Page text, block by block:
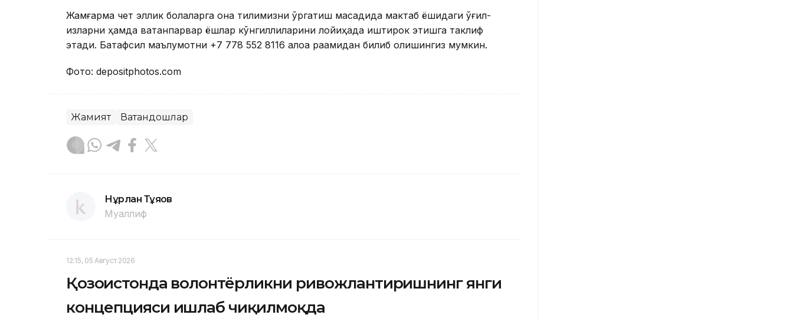
Жамғарма чет эллик болаларга она тилимизни ўргатиш мақсадида мактаб ёшидаги ўғил-
қизларни ҳамда ватанпарвар ёшлар кўнгиллиларини лойиҳада иштирок этишга таклиф
этади. Батафсил маълумотни +7 778 552 8116 алоқа рақамидан билиб олишингиз мумкин.
Фото: depositphotos.com
Жамият Ватандошлар
Нұрлан Тұяқов
Муаллиф
12:15, 05 Август 2026
Қозоғистонда волонтёрликни ривожлантиришнинг янги
концепцияси ишлаб чиқилмоқда